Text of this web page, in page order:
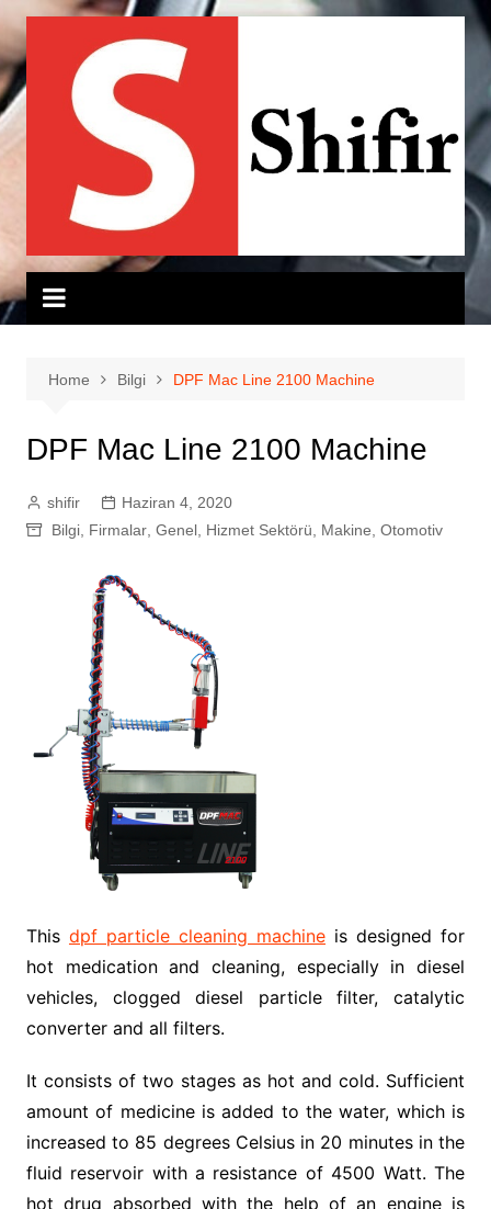
Skip
to
content
Home Bilgi DPF Mac Line 2100 Machine
DPF Mac Line 2100 Machine
shifir
Haziran 4, 2020
Bilgi, Firmalar, Genel, Hizmet Sektörü Makine Otomotiv
This dpf particle cleaning machine is designed for
hot medication and cleaning, especially in diesel
vehicles, clogged diesel particle filter, catalytic
converter and all filters.
It consists of two stages as hot and cold. Sufficient
amount of medicine is added to the water, which is
increased to 85 degrees Celsius in 20 minutes in the
fluid reservoir with a resistance of 4500 Watt. The
hot drug absorbed with the help of an engine is